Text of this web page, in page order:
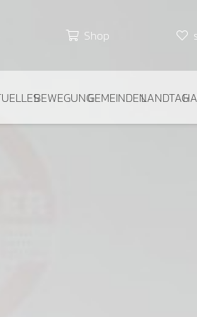
Shop
BEWEGUNGGEMEINDENLANDTAG